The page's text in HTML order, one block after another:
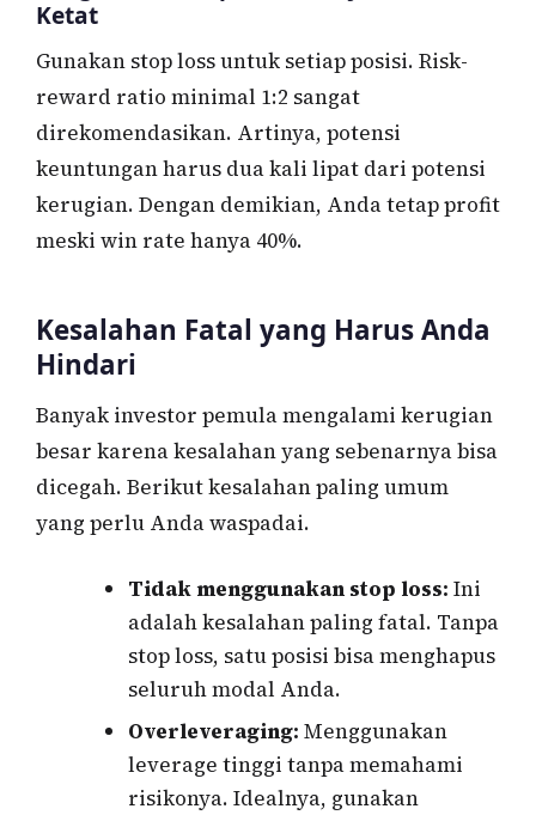
Ketat
Gunakan stop loss untuk setiap posisi. Risk-
reward ratio minimal 1:2 sangat
direkomendasikan. Artinya, potensi
keuntungan harus dua kali lipat dari potensi
kerugian. Dengan demikian, Anda tetap profit
meski win rate hanya 40%.
Kesalahan Fatal yang Harus Anda
Hindari
Banyak investor pemula mengalami kerugian
besar karena kesalahan yang sebenarnya bisa
dicegah. Berikut kesalahan paling umum
yang perlu Anda waspadai.
Tidak menggunakan stop loss: Ini
adalah kesalahan paling fatal. Tanpa
stop loss, satu posisi bisa menghapus
seluruh modal Anda.
Overleveraging: Menggunakan
leverage tinggi tanpa memahami
risikonya. Idealnya, gunakan